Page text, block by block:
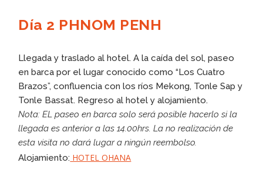
Día 2 PHNOM PENH
Llegada y traslado al hotel. A la caída del sol, paseo
en barca por el lugar conocido como “Los Cuatro
Brazos”, confluencia con los ríos Mekong, Tonle Sap y
Tonle Bassat. Regreso al hotel y alojamiento.
Nota: EL paseo en barca solo será posible hacerlo si la
llegada es anterior a las 14.00hrs. La no realización de
esta visita no dará lugar a ningún reembolso.
Alojamiento: HOTEL OHANA